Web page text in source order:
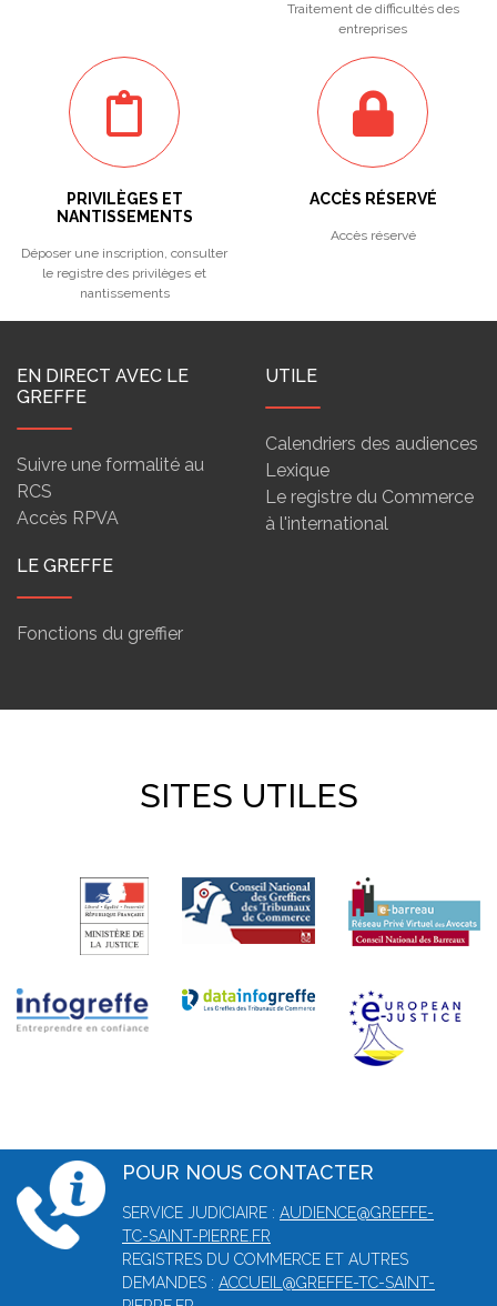
Traitement de difficultés des
entreprises
PRIVILÈGES ET
NANTISSEMENTS
Déposer une inscription, consulter
le registre des privilèges et
nantissements
ACCÈS RÉSERVÉ
Accès réservé
EN DIRECT AVEC LE
GREFFE
Suivre une formalité au
RCS
Accès RPVA
UTILE
Calendriers des audiences
Lexique
Le registre du Commerce
à l'international
LE GREFFE
Fonctions du greffier
SITES UTILES
POUR NOUS CONTACTER
SERVICE JUDICIAIRE : AUDIENCE@GREFFE-
TC-SAINT-PIERRE.FR
REGISTRES DU COMMERCE ET AUTRES
DEMANDES : ACCUEIL@GREFFE-TC-SAINT-